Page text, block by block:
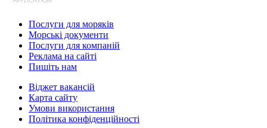
Послуги для моряків
Морські документи
Послуги для компаній
Реклама на сайті
Пишіть нам
Віджет вакансій
Карта сайту
Умови використання
Політика конфіденційності